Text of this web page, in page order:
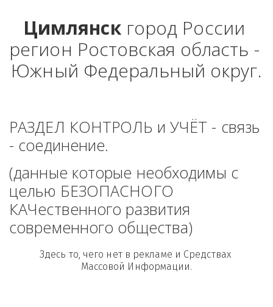
Цимлянск город России
регион Ростовская область -
Южный Федеральный округ.
РАЗДЕЛ КОНТРОЛЬ и УЧЁТ - связь
- соединение.
(данные которые необходимы с
целью БЕЗОПАСНОГО
КАЧественного развития
современного общества)
Здесь то, чего нет в рекламе и Средствах
Массовой Информации.